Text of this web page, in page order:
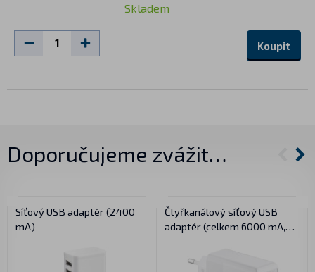
Skladem
Koupit
Doporučujeme zvážit…
Síťový USB adaptér (2400
mA)
Čtyřkanálový síťový USB
adaptér (celkem 6000 mA,